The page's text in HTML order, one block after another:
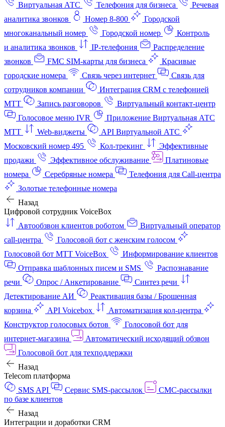
Виртуальная АТС
Телефония для бизнеса
Речевая
аналитика звонков
Номер 8-800
Городской
многоканальный номер
Городской номер
Контроль
и аналитика звонков
IP-телефония
Распределение
звонков
FMC SIM-карты для бизнеса
Красивые
городские номера
Связь через интернет
Связь для
сотрудников компании
Интеграция CRM с телефонией
МТТ
Запись разговоров
Виртуальный контакт‑центр
Голосовое меню IVR
Приложение Виртуальная АТС
МТТ
Web-виджеты
API Виртуальной АТС
Московский номер 495
Кол-трекинг
Эффективные
продажи
Эффективное обслуживание
Платиновые
номера
Серебряные номера
Телефония для Call-центра
Золотые телефонные номера
Назад
Цифровой сотрудник VoiceBox
Автообзвон клиентов роботом
Виртуальный оператор
call-центра
Голосовой бот с женским голосом
Голосовой бот МТТ VoiceBox
Информирование клиентов
Отправка шаблонных писем и SMS
Распознавание
речи
Опрос / Анкетирование
Синтез речи
Детектирование АИ
Реактивация базы / Брошенная
корзина
API Voicebox
Автоматизация кол‑центра
Конструктор голосовых ботов
Голосовой бот для
интернет‑магазина
Автоматический исходящий обзвон
Голосовой бот для техподдержки
Назад
Telecom платформа
SMS API
Сервис SMS-рассылок
СМС-рассылки
по базе клиентов
Назад
Интеграции и доработки CRM